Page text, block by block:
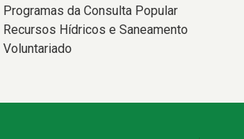
Programas da Consulta Popular
Recursos Hídricos e Saneamento
Voluntariado